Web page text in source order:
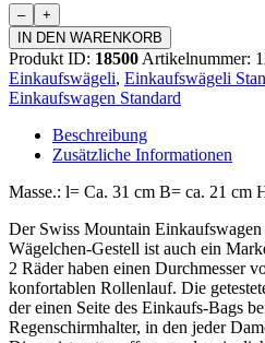
Einkaufswagen
Standard
Menge
IN DEN WARENKORB
Produkt ID: 18500 Artikelnummer:
Einkaufswägeli, Einkaufswägeli
Einkaufswagen Standard
Beschreibung
Zusätzliche Informationen
Masse.: l= Ca. 31 cm B= ca. 21 cm
Der Swiss Mountain
Wägelchen-Gestell ist auch ein
2 Räder haben einen Durchmesser
konfortablen Rollenlauf. Die
der einen Seite des Einkaufs-Bags
Regenschirmhalter, in den jeder